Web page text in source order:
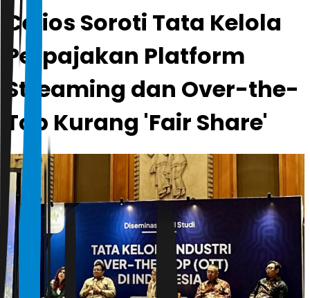
Celios Soroti Tata Kelola
Perpajakan Platform
Streaming dan Over-the-
Top Kurang 'Fair Share'